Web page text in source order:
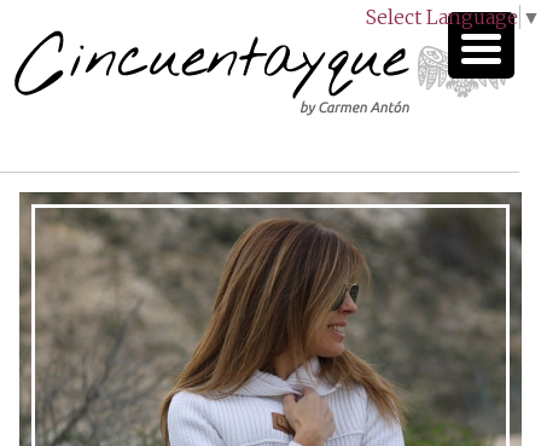
Select Language ▼